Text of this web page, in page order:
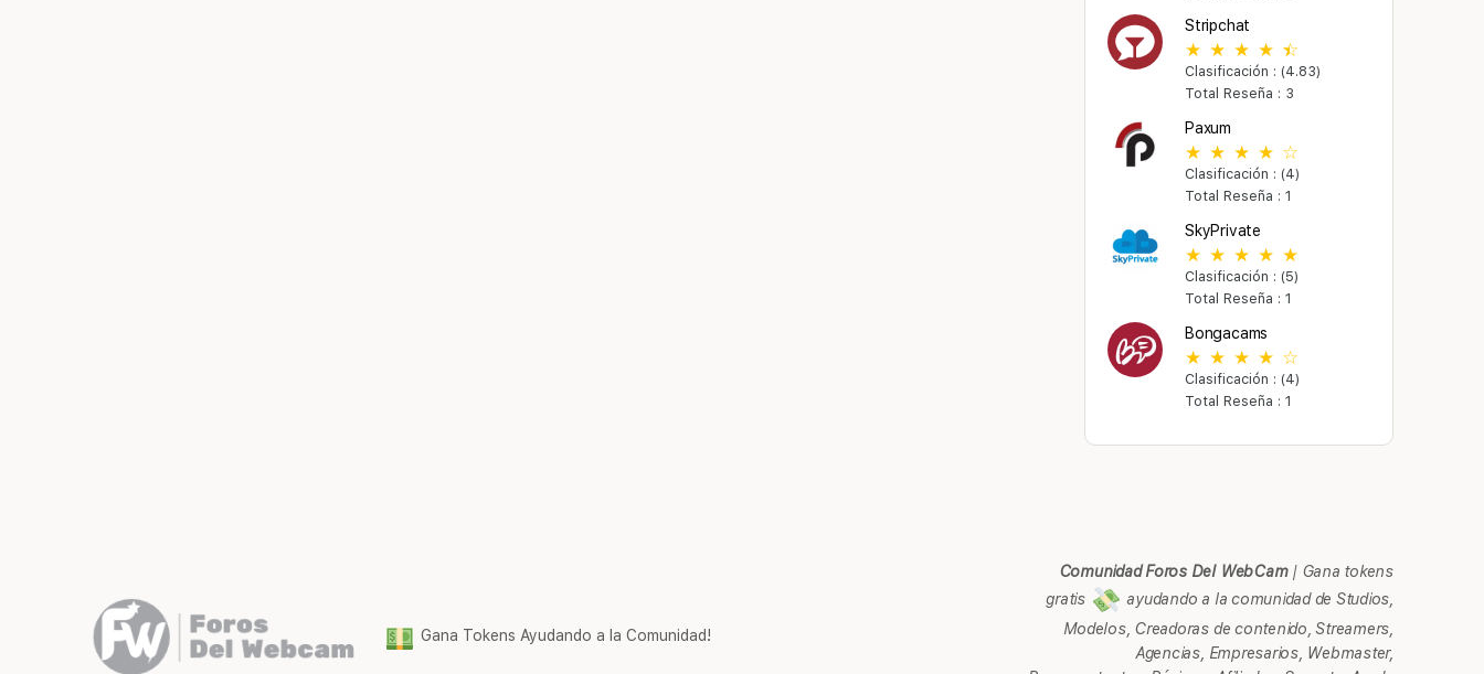
Stripchat
Clasificación : (4.83)
Total Reseña : 3
Paxum
Clasificación : (4)
Total Reseña : 1
SkyPrivate
Clasificación : (5)
Total Reseña : 1
Bongacams
Clasificación : (4)
Total Reseña : 1
Gana Tokens Ayudando a la Comunidad!
Comunidad Foros Del WebCam| Gana tokens
gratis
ayudando a la comunidad de Studios,
Modelos, Creadoras de contenido, Streamers,
Agencias, Empresarios, Webmaster,